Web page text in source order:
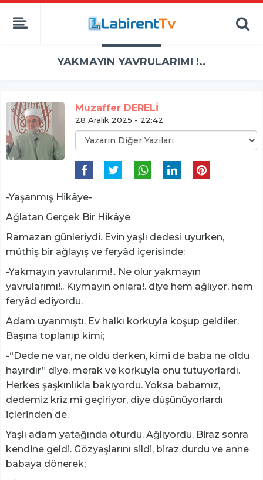
YAKMAYIN YAVRULARIMI !..
Muzaffer DERELİ
28 Aralık 2025 - 22:42
-Yaşanmış Hikâye-
Ağlatan Gerçek Bir Hikâye
Ramazan günleriydi. Evin yaşlı dedesi uyurken,
müthiş bir ağlayış ve feryâd içerisinde:
-Yakmayın yavrularımı!.. Ne olur yakmayın
yavrularımı!.. Kıymayın onlara!. diye hem ağlıyor, hem
feryâd ediyordu.
Adam uyanmıştı. Ev halkı korkuyla koşup geldiler.
Başına toplanıp kimi;
-“Dede ne var, ne oldu derken, kimi de baba ne oldu
hayırdır” diye, merak ve korkuyla onu tutuyorlardı.
Herkes şaşkınlıkla bakıyordu. Yoksa babamız,
dedemiz kriz mi geçiriyor, diye düşünüyorlardı
içlerinden de.
Yaşlı adam yatağında oturdu. Ağlıyordu. Biraz sonra
kendine geldi. Gözyaşlarını sildi, biraz durdu ve anne
babaya dönerek;